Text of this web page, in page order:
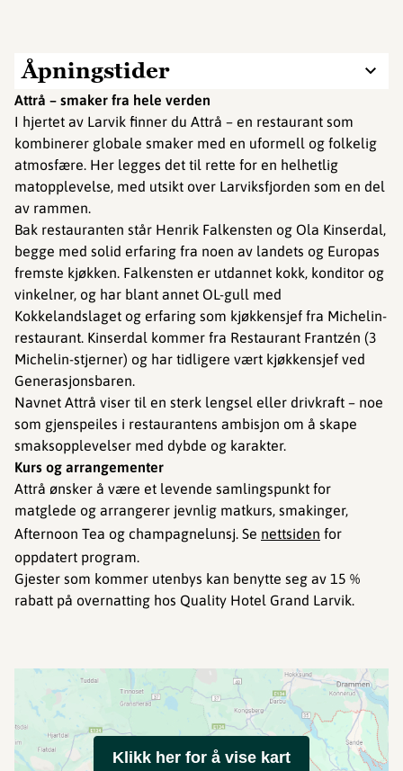
Åpningstider
Attrå – smaker fra hele verden
I hjertet av Larvik finner du Attrå – en restaurant som
kombinerer globale smaker med en uformell og folkelig
atmosfære. Her legges det til rette for en helhetlig
matopplevelse, med utsikt over Larviksfjorden som en del
av rammen.
Bak restauranten står Henrik Falkensten og Ola Kinserdal,
begge med solid erfaring fra noen av landets og Europas
fremste kjøkken. Falkensten er utdannet kokk, konditor og
vinkelner, og har blant annet OL-gull med
Kokkelandslaget og erfaring som kjøkkensjef fra Michelin-
restaurant. Kinserdal kommer fra Restaurant Frantzén (3
Michelin-stjerner) og har tidligere vært kjøkkensjef ved
Generasjonsbaren.
Navnet Attrå viser til en sterk lengsel eller drivkraft – noe
som gjenspeiles i restaurantens ambisjon om å skape
smaksopplevelser med dybde og karakter.
Kurs og arrangementer
Attrå ønsker å være et levende samlingspunkt for
matglede og arrangerer jevnlig matkurs, smakinger,
Afternoon Tea og champagnelunsj. Se nettsiden for
oppdatert program.
Gjester som kommer utenbys kan benytte seg av 15 %
rabatt på overnatting hos Quality Hotel Grand Larvik.
Klikk her for å vise kart